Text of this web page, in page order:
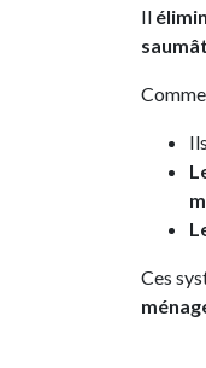
Il
Ils
Ces